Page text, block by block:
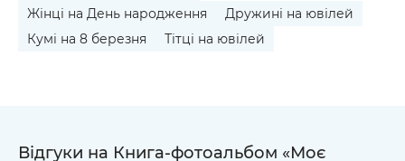
Жінці на День народження
Дружині на ювілей
Кумі на 8 березня
Тітці на ювілей
Відгуки на Книга-фотоальбом «Моє